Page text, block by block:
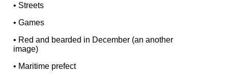
• Streets
•Games
• Red and bearded in December (an another
image)
• Maritime prefect